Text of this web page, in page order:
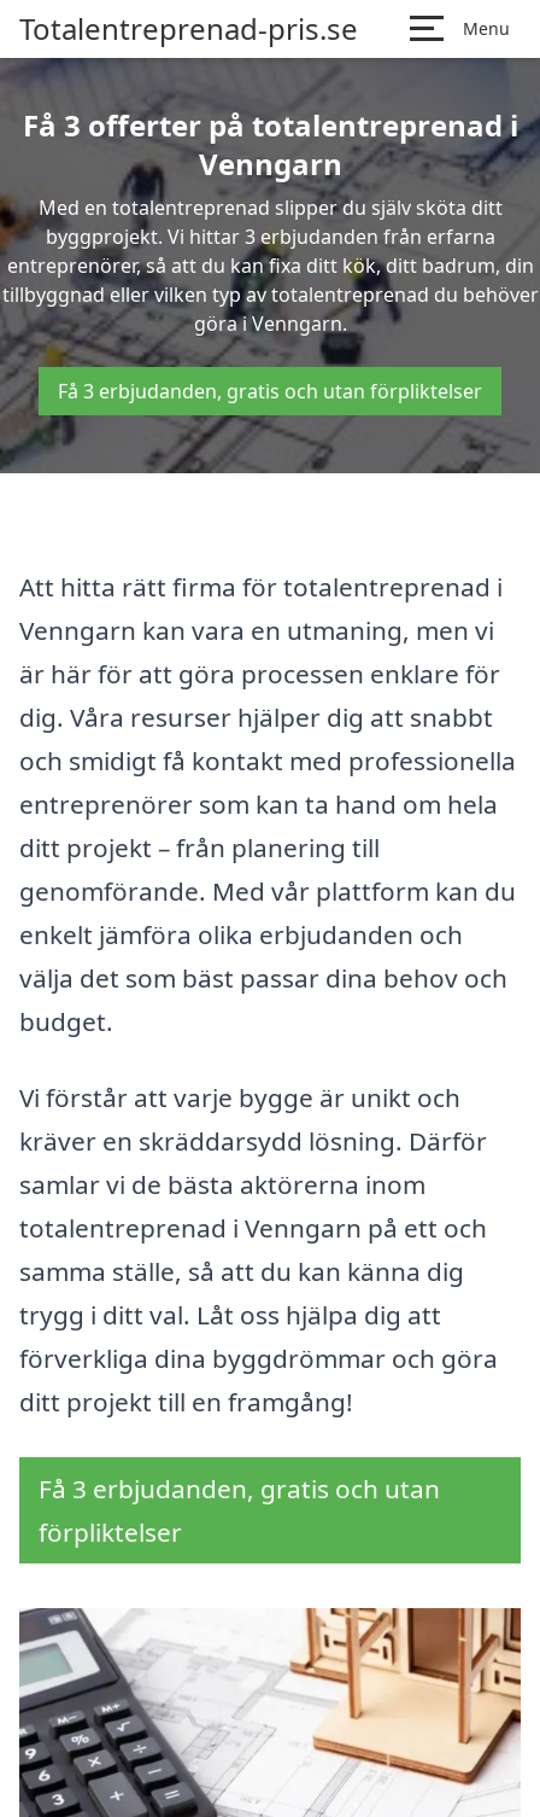
Totalentreprenad-pris.se Menu
Få 3 offerter på totalentreprenad i
Venngarn
Med en totalentreprenad slipper du själv sköta ditt
byggprojekt. Vi hittar 3 erbjudanden från erfarna
entreprenörer, så att du kan fixa ditt kök, ditt badrum, din
tillbyggnad eller vilken typ av totalentreprenad du behöver
göra i Venngarn.
Få 3 erbjudanden, gratis och utan förpliktelser
Att hitta rätt firma för totalentreprenad i
Venngarn kan vara en utmaning, men vi
är här för att göra processen enklare för
dig. Våra resurser hjälper dig att snabbt
och smidigt få kontakt med professionella
entreprenörer som kan ta hand om hela
ditt projekt – från planering till
genomförande. Med vår plattform kan du
enkelt jämföra olika erbjudanden och
välja det som bäst passar dina behov och
budget.
Vi förstår att varje bygge är unikt och
kräver en skräddarsydd lösning. Därför
samlar vi de bästa aktörerna inom
totalentreprenad i Venngarn på ett och
samma ställe, så att du kan känna dig
trygg i ditt val. Låt oss hjälpa dig att
förverkliga dina byggdrömmar och göra
ditt projekt till en framgång!
Få 3 erbjudanden, gratis och utan
förpliktelser